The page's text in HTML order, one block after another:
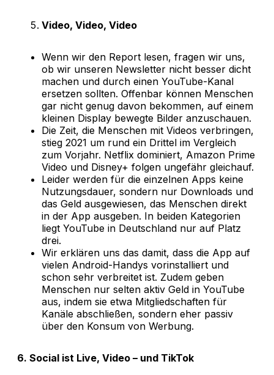
Video, Video, Video
Wenn wir den Report lesen, fragen wir uns,
ob wir unseren Newsletter nicht besser dicht
machen und durch einen YouTube-Kanal
ersetzen sollten. Offenbar können Menschen
gar nicht genug davon bekommen, auf einem
kleinen Display bewegte Bilder anzuschauen.
Die Zeit, die Menschen mit Videos verbringen,
stieg 2021 um rund ein Drittel im Vergleich
zum Vorjahr. Netflix dominiert, Amazon Prime
Video und Disney+ folgen ungefähr gleichauf.
Leider werden für die einzelnen Apps keine
Nutzungsdauer, sondern nur Downloads und
das Geld ausgewiesen, das Menschen direkt
in der App ausgeben. In beiden Kategorien
liegt YouTube in Deutschland nur auf Platz
drei.
Wir erklären uns das damit, dass die App auf
vielen Android-Handys vorinstalliert und
schon sehr verbreitet ist. Zudem geben
Menschen nur selten aktiv Geld in YouTube
aus, indem sie etwa Mitgliedschaften für
Kanäle abschließen, sondern eher passiv
über den Konsum von Werbung.
6. Social ist Live, Video – und TikTok